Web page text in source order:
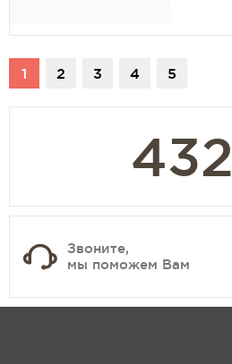
1 2 3 4 5
432
Звоните,
мы поможем Вам